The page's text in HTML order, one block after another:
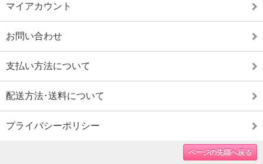
マイアカウント
お問い合わせ
支払い方法について
配送方法･送料について
プライバシーポリシー
ページの先頭へ戻る